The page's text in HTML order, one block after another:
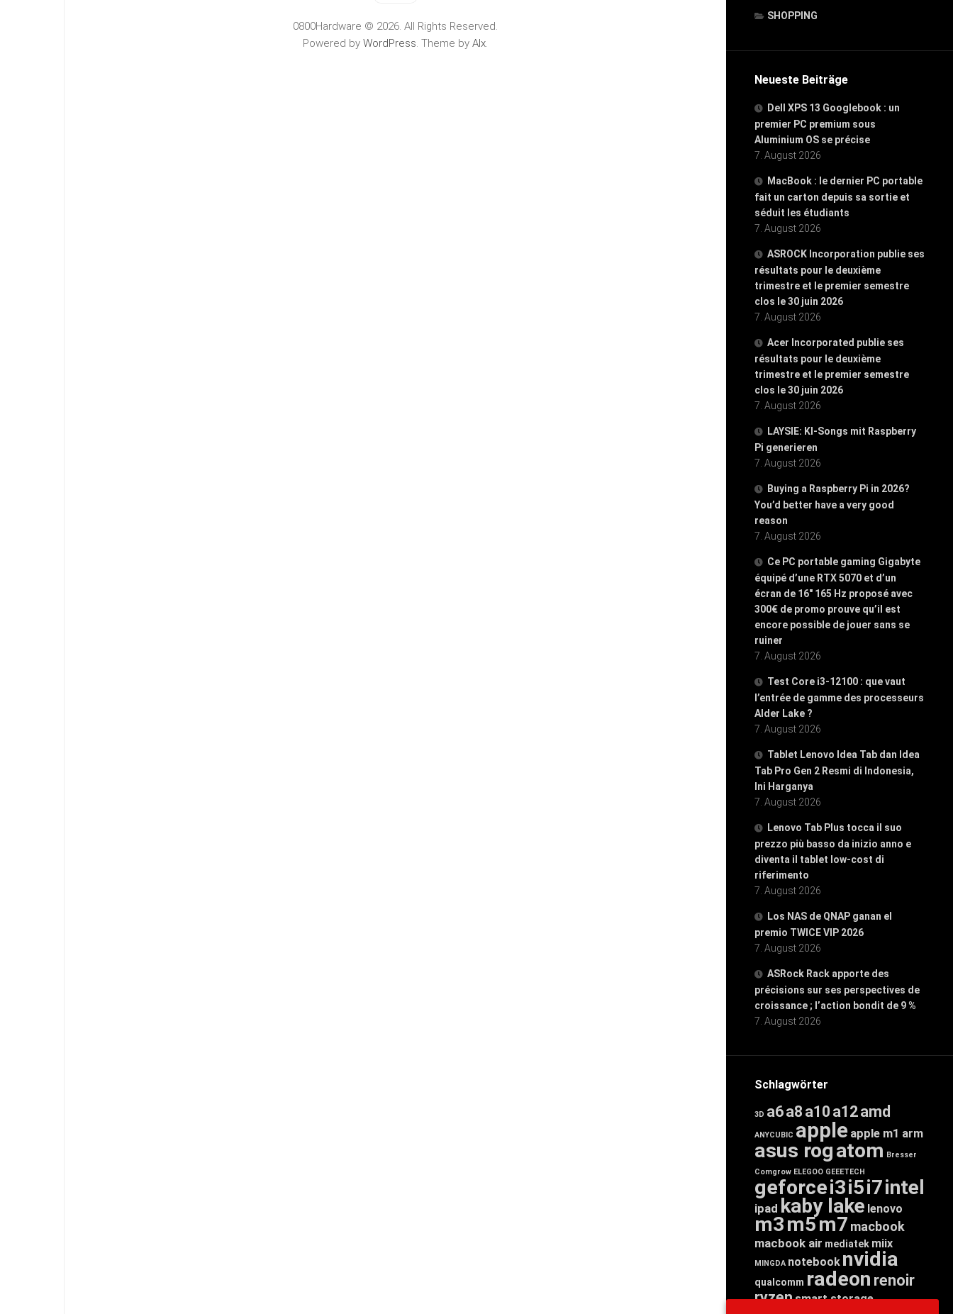
SHOPPING
Neueste Beiträge
Dell XPS 13 Googlebook : un
premier PC premium sous
Aluminium OS se précise
7. August 2026
MacBook : le dernier PC portable
fait un carton depuis sa sortie et
séduit les étudiants
7. August 2026
ASROCK Incorporation publie ses
résultats pour le deuxième
trimestre et le premier semestre
clos le 30 juin 2026
7. August 2026
Acer Incorporated publie ses
résultats pour le deuxième
trimestre et le premier semestre
clos le 30 juin 2026
7. August 2026
LAYSIE: KI-Songs mit Raspberry
Pi generieren
7. August 2026
Buying a Raspberry Pi in 2026?
You’d better have a very good
reason
7. August 2026
Ce PC portable gaming Gigabyte
équipé d’une RTX 5070 et d’un
écran de 16″ 165 Hz proposé avec
300€ de promo prouve qu’il est
encore possible de jouer sans se
ruiner
7. August 2026
Test Core i3-12100 : que vaut
l’entrée de gamme des processeurs
Alder Lake ?
7. August 2026
Tablet Lenovo Idea Tab dan Idea
Tab Pro Gen 2 Resmi di Indonesia,
Ini Harganya
7. August 2026
Lenovo Tab Plus tocca il suo
prezzo più basso da inizio anno e
diventa il tablet low-cost di
riferimento
7. August 2026
Los NAS de QNAP ganan el
premio TWICE VIP 2026
7. August 2026
ASRock Rack apporte des
précisions sur ses perspectives de
croissance ; l’action bondit de 9 %
7. August 2026
Schlagwörter
3D a6a8 a10 a12amd
ANYCUBIC apple apple m1 arm
asus rogatom Bresser
Comgrow ELEGOO GEEETECH
geforcei3i5i7intel
ipad kaby lake lenovo
m3m5m7 macbook
macbook air mediatek miix
MINGDA notebook nvidia
qualcomm radeon renoir
ryzensmart storage
0800Hardware © 2026. All Rights Reserved.
Powered by WordPress. Theme by Alx.